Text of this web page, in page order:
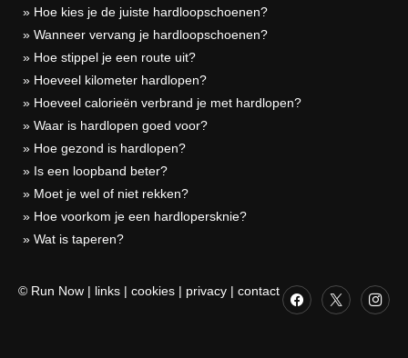
» Hoe kies je de juiste hardloopschoenen?
» Wanneer vervang je hardloopschoenen?
» Hoe stippel je een route uit?
» Hoeveel kilometer hardlopen?
» Hoeveel calorieën verbrand je met hardlopen?
» Waar is hardlopen goed voor?
» Hoe gezond is hardlopen?
» Is een loopband beter?
» Moet je wel of niet rekken?
» Hoe voorkom je een hardlopersknie?
» Wat is taperen?
© Run Now | links | cookies | privacy | contact